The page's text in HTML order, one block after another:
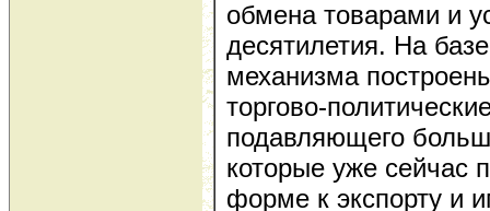
обмена товарами и
десятилетия. На
механизма
торгово-
подавляющего
которые уже сейчас
форме к экспорту и